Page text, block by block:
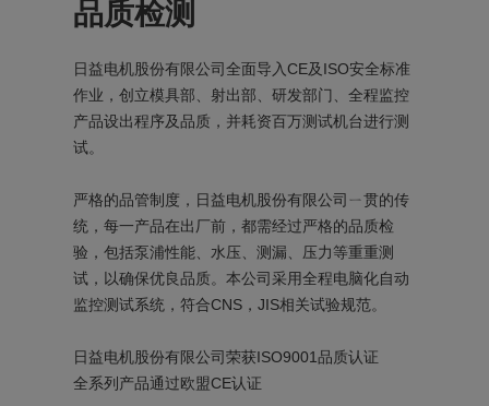
品质检测
日益电机股份有限公司全面导入CE及ISO安全标准
作业，创立模具部、射出部、研发部门、全程监控
产品设出程序及品质，并耗资百万测试机台进行测
试。
严格的品管制度，日益电机股份有限公司ㄧ贯的传
统，每一产品在出厂前，都需经过严格的品质检
验，包括泵浦性能、水压、测漏、压力等重重测
试，以确保优良品质。本公司采用全程电脑化自动
监控测试系统，符合CNS，JIS相关试验规范。
日益电机股份有限公司荣获ISO9001品质认证
全系列产品通过欧盟CE认证